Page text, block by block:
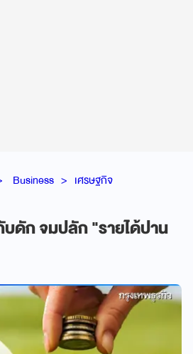
Business เศรษฐกิจ
ดัก จมปลัก "รายได้ปาน